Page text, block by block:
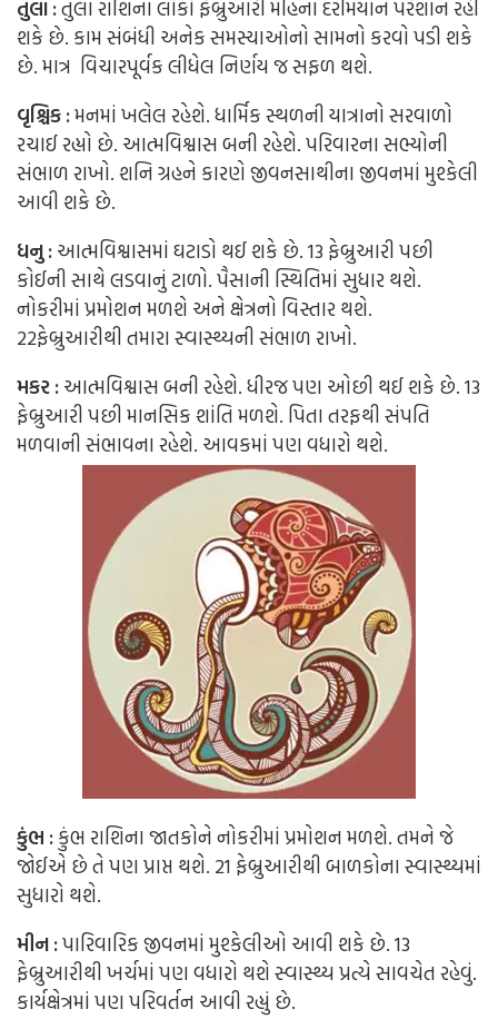
તુલા :તુલા રાશિના લોકો ફેબ્રુઆરી મહિના દરમિયાન પરેશાન રહી
શકે છે. કામ સંબંધી અનેક સમસ્યાઓનો સામનો કરવો પડી શકે
છે. માત્ર વિચારપૂર્વક લીધેલ નિર્ણય જ સફળ થશે.
વૃશ્ચિક:મનમાં ખલેલ રહેશે. ધાર્મિક સ્થળની યાત્રાનો સરવાળો
રચાઈ રહ્યો છે. આત્મવિશ્વાસ બની રહેશે. પરિવારના સભ્યોની
સંભાળ રાખો. શનિ ગ્રહને કારણે જીવનસાથીના જીવનમાં મુશ્કેલી
આવી શકે છે.
ધનુ :આત્મવિશ્વાસમાં ઘટાડો થઈ શકે છે. 13 ફેબ્રુઆરી પછી
કોઈની સાથે લડવાનું ટાળો. પૈસાની સ્થિતિમાં સુધાર થશે.
નોકરીમાં પ્રમોશન મળશે અને ક્ષેત્રનો વિસ્તાર થશે.
22ફેબ્રુઆરીથી તમારા સ્વાસ્થ્યની સંભાળ રાખો.
મકર:આત્મવિશ્વાસ બની રહેશે. ધીરજ પણ ઓછી થઈ શકે છે. 13
ફેબ્રુઆરી પછી માનસિક શાંતિ મળશે. પિતા તરફથી સંપતિ
મળવાની સંભાવના રહેશે. આવકમાં પણ વધારો થશે.
કુંભ :કુંભ રાશિના જાતકોને નોકરીમાં પ્રમોશન મળશે. તમને જે
જોઈએ છે તે પણ પ્રાપ્ત થશે. 21 ફેબ્રુઆરીથી બાળકોના સ્વાસ્થ્યમાં
સુધારો થશે.
મીન:પારિવારિક જીવનમાં મુશ્કેલીઓ આવી શકે છે. 13
ફેબ્રુઆરીથી ખર્ચમાં પણ વધારો થશે સ્વાસ્થ્ય પ્રત્યે સાવચેત રહેવું.
કાર્યક્ષેત્રમાં પણ પરિવર્તન આવી રહ્યું છે.